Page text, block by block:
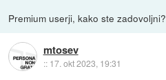
Premium userji, kako ste zadovoljni?
mtosev
:: 17. okt 2023, 19:31